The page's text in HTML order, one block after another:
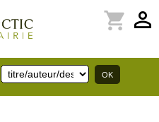
perm_identity
shopping_cart